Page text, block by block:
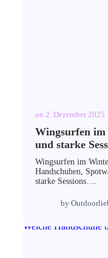
on 2. Dezember 2025
Wingsurfen
und starke
Wingsurfen im
Handschuhen,
starke Sessions….
by
Welche Handschuhe